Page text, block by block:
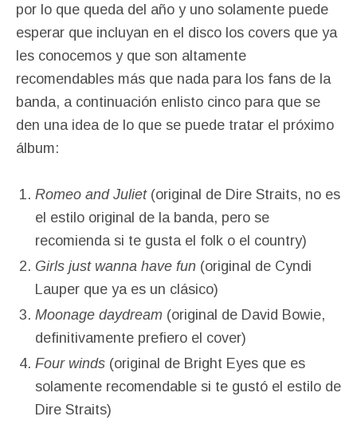
por lo que queda del año y uno solamente puede
esperar que incluyan en el disco los covers que ya
les conocemos y que son altamente
recomendables más que nada para los fans de la
banda, a continuación enlisto cinco para que se
den una idea de lo que se puede tratar el próximo
álbum:
Romeo and Juliet(original de Dire Straits, no es
el estilo original de la banda, pero se
recomienda si te gusta el folk o el country)
Girls just wanna have fun(original de Cyndi
Lauper que ya es un clásico)
Moonage daydream (original de David Bowie,
definitivamente prefiero el cover)
Four winds(original de Bright Eyes que es
solamente recomendable si te gustó el estilo de
Dire Straits)